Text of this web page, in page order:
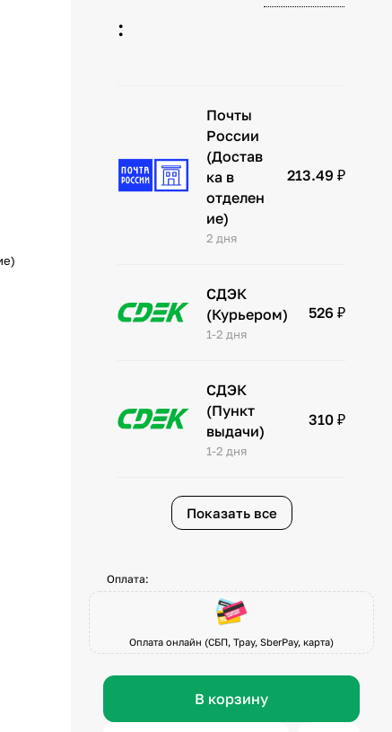
:
Почты
России
(Достав
ка в
отделен
ие)
2 дня
213.49 ₽
СДЭК
(Курьером)
1-2 дня
526 ₽
СДЭК
(Пункт
выдачи)
1-2 дня
310 ₽
Показать все
Оплата:
Оплата онлайн (СБП, Tpay, SberPay, карта)
В корзину